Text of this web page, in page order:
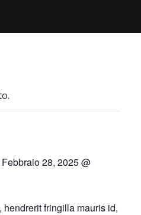
Febbraio 28, 2025 @
fringilla mauris id,